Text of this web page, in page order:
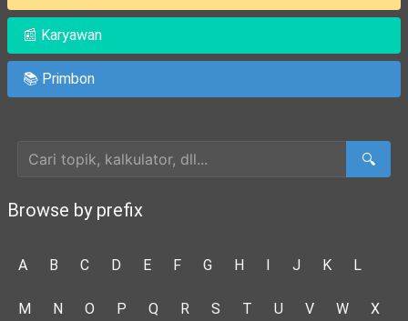
📰 Karyawan
📚 Primbon
🔍
Browse by prefix
A B C D E F G H I J K L
M N O P Q R S T U V W X